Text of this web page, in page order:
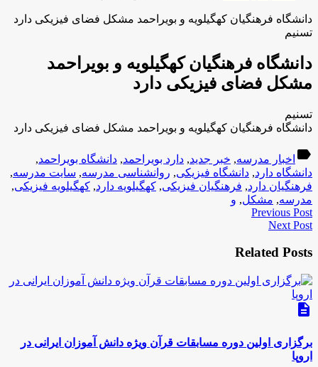
دانشگاه فرهنگیان کهگیلویه و بویراحمد مشکل فضای فیزیکی دارد
تسنیم
دانشگاه فرهنگیان کهگیلویه و بویراحمد
مشکل فضای فیزیکی دارد
تسنیم
دانشگاه فرهنگیان کهگیلویه و بویراحمد مشکل فضای فیزیکی دارد
label اخبار مدرسه, خبر جدید, دارد بویراحمد, دانشگاه بویراحمد,
دانشگاه دارد, دانشگاه فیزیکی, روانشناسی مدرسه, سایت مدرسه,
فرهنگیان دارد, فرهنگیان فیزیکی, کهگیلویه دارد, کهگیلویه فیزیکی,
مدرسه, مشکل, و
Previous Post
Next Post
Related Posts
description
برگزاری اولین دوره مسابقات قرآن ویژه دانش آموزان ایرانی در
اروپا